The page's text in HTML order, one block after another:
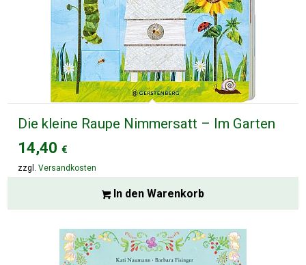
Die kleine Raupe Nimmersatt – Im Garten
14,40€
zzgl.Versandkosten
In den Warenkorb